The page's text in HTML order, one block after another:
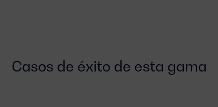
Casos de éxito de esta gama